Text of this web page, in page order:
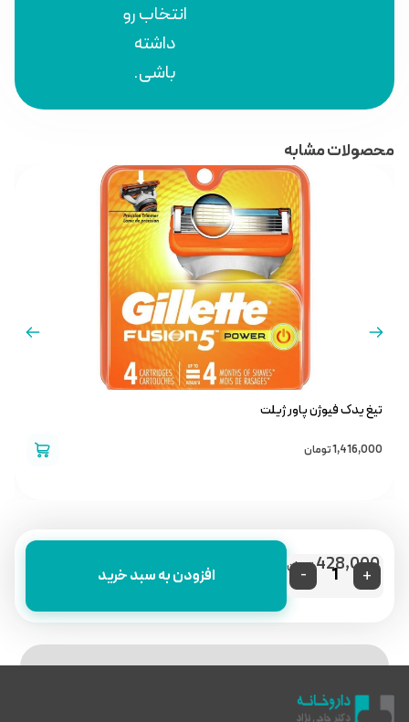
انتخاب رو
داشته
باشی.
محصولات مشابه
تیغ یدک فیوژن پاور ژیلت
1,416,000تومان
- + افزودن به سبد خرید 428,000تومان